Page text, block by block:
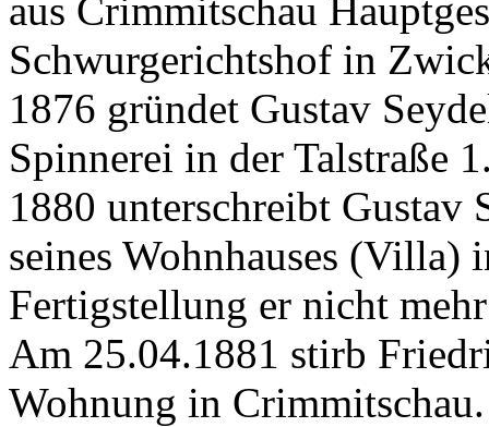
aus Crimmitschau
Schwurgerichtshof in
1876 gründet Gustav
Spinnerei in der Talstraße
1880 unterschreibt Gustav
seines Wohnhauses (Villa)
Fertigstellung er nicht
Am 25.04.1881 stirb
Wohnung in Crimmitschau.